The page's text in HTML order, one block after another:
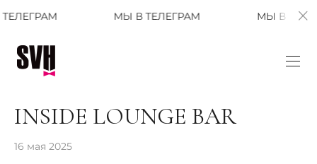
МЫ В ТЕЛЕГРАМ МЫ В ТЕЛЕГРАМ
INSIDE LOUNGE BAR
16 мая 2025